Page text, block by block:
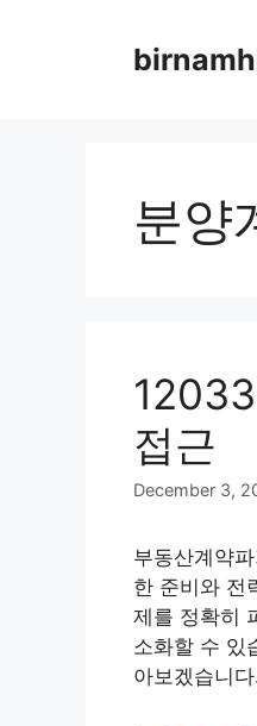
분양
접근
December 3,
부동산계약
한 준비와 전
제를 정확히
소화할 수 있
아보겠습니